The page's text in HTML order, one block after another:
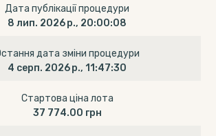
Дата публікації процедури
8 лип. 2026 р., 20:00:08
дата зміни процедури
4 серп. 2026 р., 11:47:30
Стартова ціна лота
37 774.00 грн